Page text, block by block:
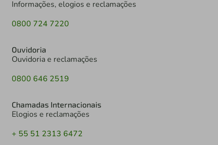
Informações, elogios e reclamações
0800 724 7220
Ouvidoria
Ouvidoria e reclamações
0800 646 2519
Chamadas Internacionais
Elogios e reclamações
+ 55 51 2313 6472